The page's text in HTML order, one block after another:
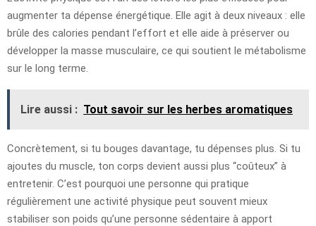
augmenter ta dépense énergétique. Elle agit à deux niveaux : elle
brûle des calories pendant l’effort et elle aide à préserver ou
développer la masse musculaire, ce qui soutient le métabolisme
sur le long terme.
Lire aussi : Tout savoir sur les herbes aromatiques
Concrètement, si tu bouges davantage, tu dépenses plus. Si tu
ajoutes du muscle, ton corps devient aussi plus “coûteux” à
entretenir. C’est pourquoi une personne qui pratique
régulièrement une activité physique peut souvent mieux
stabiliser son poids qu’une personne sédentaire à apport